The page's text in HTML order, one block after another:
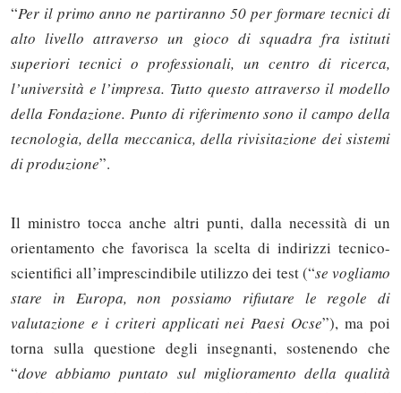
“Per il primo anno ne partiranno 50 per formare tecnici di
alto livello attraverso un gioco di squadra fra istituti
superiori tecnici o professionali, un centro di ricerca,
l’università e l’impresa. Tutto questo attraverso il modello
della Fondazione. Punto di riferimento sono il campo della
tecnologia, della meccanica, della rivisitazione dei sistemi
di produzione”.
Il ministro tocca anche altri punti, dalla necessità di un
orientamento che favorisca la scelta di indirizzi tecnico-
scientifici all’imprescindibile utilizzo dei test (“se vogliamo
stare in Europa, non possiamo rifiutare le regole di
valutazione e i criteri applicati nei Paesi Ocse”), ma poi
torna sulla questione degli insegnanti, sostenendo che
“dove abbiamo puntato sul miglioramento della qualità